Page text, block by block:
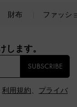
財布 ファッシ
ます。​
SUBSCRIBE
利用規約、 プライバ